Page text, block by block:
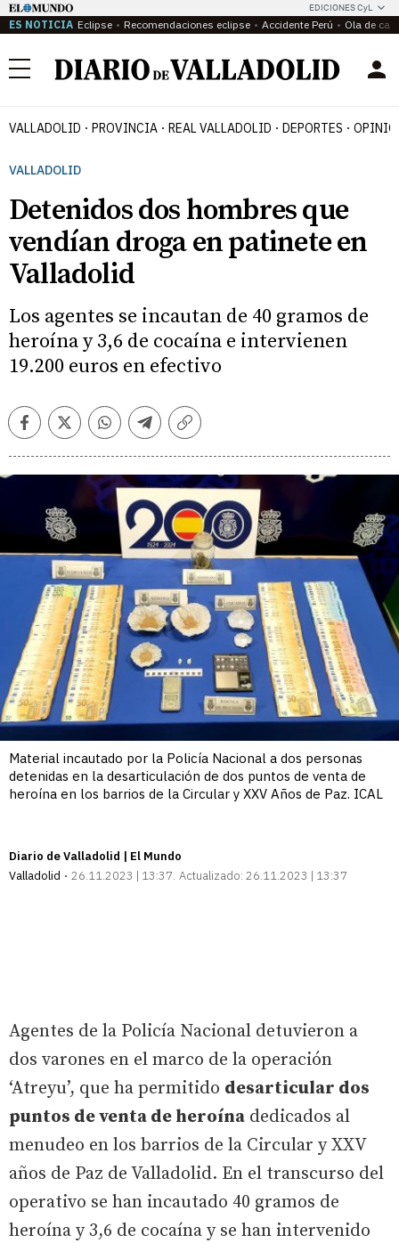
EDICIONES CyL
ES NOTICIA Eclipse Recomendaciones eclipse Accidente Perú Ola de
Menú
VALLADOLID PROVINCIA REAL VALLADOLID DEPORTES
VALLADOLID
Detenidos dos hombres que
vendían droga en patinete en
Valladolid
Los agentes se incautan de 40 gramos de
heroína y 3,6 de cocaína e intervienen
19.200 euros en efectivo
FacebookTwitterWhatsappTelegramCopiar
Material incautado por la Policía Nacional a dos personas
detenidas en la desarticulación de dos puntos de venta de
heroína en los barrios de la Circular y XXV Años de Paz. ICAL
Diario de Valladolid | El Mundo
Valladolid
26.11.2023 | 13:37 Actualizado: 26.11.2023 | 13:37
Agentes de la Policía Nacional detuvieron a
dos varones en el marco de la operación
‘Atreyu’, que ha permitido desarticular dos
puntos de venta de heroína dedicados al
menudeo en los barrios de la Circular y XXV
años de Paz de Valladolid. En el transcurso del
operativo se han incautado 40 gramos de
heroína y 3,6 de cocaína y se han intervenido